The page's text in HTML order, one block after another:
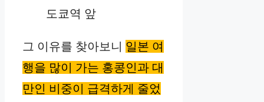
도쿄역 앞
그 이유를 찾아보니 일본 여
행을 많이 가는 홍콩인과 대
만인 비중이 급격하게 줄었